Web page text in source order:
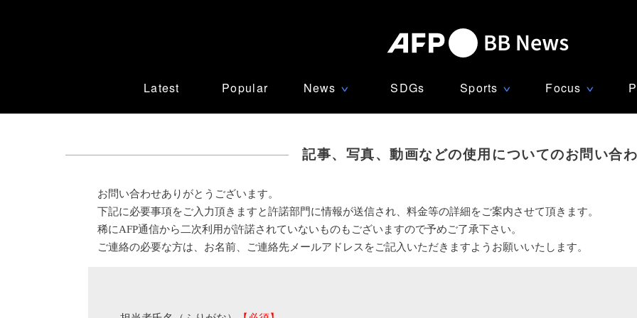
Latest Popular News ∨ SDGs Sports ∨ Focus ∨
記事、写真、動画などの使用についてのお問い合
お問い合わせありがとうございます。
下記に必要事項をご入力頂きますと許諾部門に情報が送信され、料金等の詳細をご案内させて頂きます。
稀にAFP通信から二次利用が許諾されていないものもございますので予めご了承下さい。
ご連絡の必要な方は、お名前、ご連絡先メールアドレスをご記入いただきますようお願いいたします。